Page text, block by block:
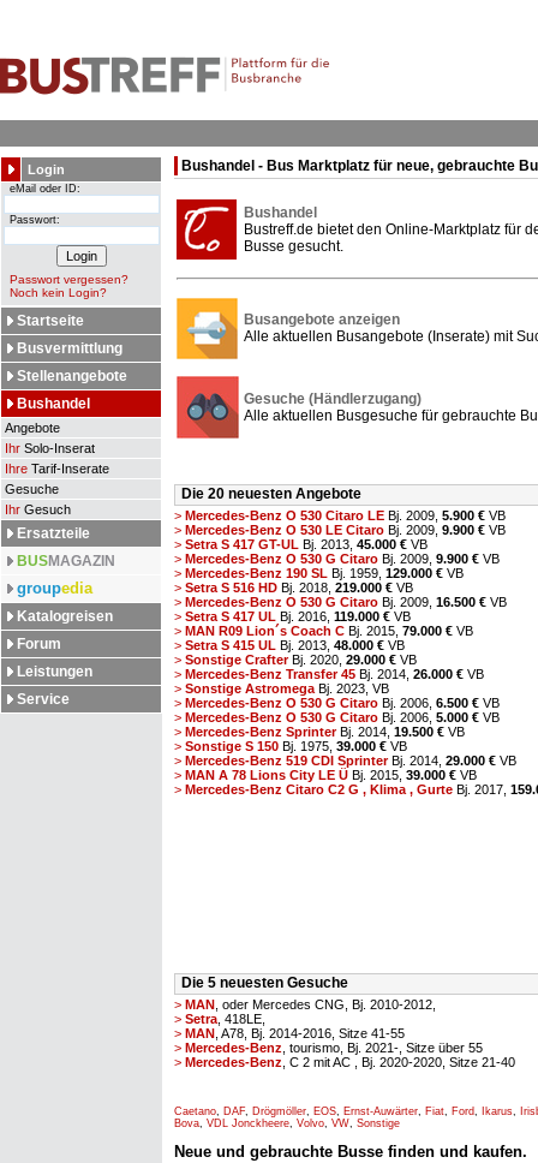
Login
eMail oder ID:
Passwort:
Passwort vergessen?
Noch kein Login?
Startseite
Busvermittlung
Stellenangebote
Bushandel
Angebote
Ihr Solo-Inserat
Ihre Tarif-Inserate
Gesuche
Ihr Gesuch
Ersatzteile
BUSMAGAZIN
groupedia
Katalogreisen
Forum
Leistungen
Service
Bushandel - Bus Marktplatz für neue, gebrauchte
Bushandel
Bustreff.de bietet den Online-Marktplatz für
Busse gesucht.
Busangebote anzeigen
Alle aktuellen Busangebote (Inserate) mit
Gesuche (Händlerzugang)
Alle aktuellen Busgesuche für gebrauchte
Die 20 neuesten Angebote
> Mercedes-Benz O 530 Citaro LE Bj. 2009, 5.900 € VB
> Mercedes-Benz O 530 LE Citaro Bj. 2009, 9.900 € VB
> Setra S 417 GT-UL Bj. 2013, 45.000 € VB
> Mercedes-Benz O 530 G Citaro Bj. 2009, 9.900 € VB
> Mercedes-Benz 190 SL Bj. 1959, 129.000 € VB
> Setra S 516 HD Bj. 2018, 219.000 € VB
> Mercedes-Benz O 530 G Citaro Bj. 2009, 16.500 € VB
> Setra S 417 UL Bj. 2016, 119.000 € VB
> MAN R09 Lion´s Coach C Bj. 2015, 79.000 € VB
> Setra S 415 UL Bj. 2013, 48.000 € VB
> Sonstige CrafterBj. 2020, 29.000 € VB
> Mercedes-Benz Transfer 45 Bj. 2014, 26.000 € VB
> Sonstige Astromega Bj. 2023, VB
> Mercedes-Benz O 530 G Citaro Bj. 2006, 6.500 € VB
> Mercedes-Benz O 530 G Citaro Bj. 2006, 5.000 € VB
> Mercedes-Benz SprinterBj. 2014, 19.500 € VB
> Sonstige S 150 Bj. 1975, 39.000 € VB
> Mercedes-Benz 519 CDI SprinterBj. 2014, 29.000 € VB
> MAN A 78 Lions City LE Ü Bj. 2015, 39.000 € VB
> Mercedes-Benz Citaro C2 G , Klima , Gurte Bj. 2017,
Die 5 neuesten Gesuche
> MAN , oder Mercedes CNG, Bj. 2010-2012,
> Setra , 418LE,
> MAN , A78, Bj. 2014-2016, Sitze 41-55
> Mercedes-Benz , tourismo, Bj. 2021-, Sitze über 55
> Mercedes-Benz , C 2 mit AC , Bj. 2020-2020, Sitze 21-40
Caetano, DAF, Drögmöller, EOS, Ernst-Auwärter, Fiat, Ford, Ikarus,
Bova, VDL Jonckheere, Volvo, VW, Sonstige
Neue und gebrauchte Busse finden und kaufen.